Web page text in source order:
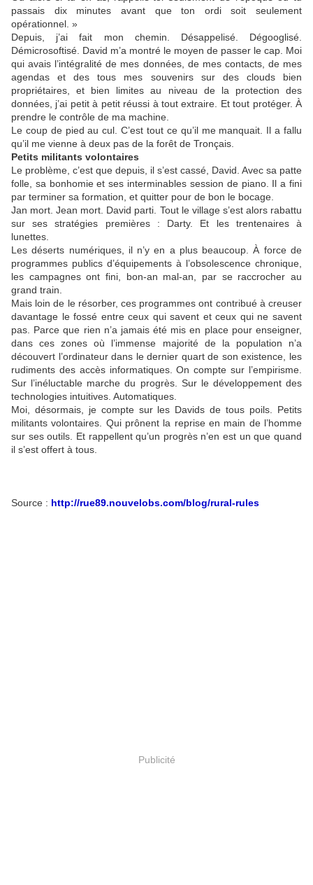
passais dix minutes avant que ton ordi soit seulement
opérationnel. »
Depuis, j’ai fait mon chemin. Désappelisé. Dégooglisé.
Démicrosoftisé. David m’a montré le moyen de passer le cap. Moi
qui avais l’intégralité de mes données, de mes contacts, de mes
agendas et des tous mes souvenirs sur des clouds bien
propriétaires, et bien limites au niveau de la protection des
données, j’ai petit à petit réussi à tout extraire. Et tout protéger. À
prendre le contrôle de ma machine.
Le coup de pied au cul. C’est tout ce qu’il me manquait. Il a fallu
qu’il me vienne à deux pas de la forêt de Tronçais.
Petits militants volontaires
Le problème, c’est que depuis, il s’est cassé, David. Avec sa patte
folle, sa bonhomie et ses interminables session de piano. Il a fini
par terminer sa formation, et quitter pour de bon le bocage.
Jan mort. Jean mort. David parti. Tout le village s’est alors rabattu
sur ses stratégies premières : Darty. Et les trentenaires à
lunettes.
Les déserts numériques, il n’y en a plus beaucoup. À force de
programmes publics d’équipements à l’obsolescence chronique,
les campagnes ont fini, bon-an mal-an, par se raccrocher au
grand train.
Mais loin de le résorber, ces programmes ont contribué à creuser
davantage le fossé entre ceux qui savent et ceux qui ne savent
pas. Parce que rien n’a jamais été mis en place pour enseigner,
dans ces zones où l’immense majorité de la population n’a
découvert l’ordinateur dans le dernier quart de son existence, les
rudiments des accès informatiques. On compte sur l’empirisme.
Sur l’inéluctable marche du progrès. Sur le développement des
technologies intuitives. Automatiques.
Moi, désormais, je compte sur les Davids de tous poils. Petits
militants volontaires. Qui prônent la reprise en main de l’homme
sur ses outils. Et rappellent qu’un progrès n’en est un que quand
il s’est offert à tous.
Source : http://rue89.nouvelobs.com/blog/rural-rules
Publicité